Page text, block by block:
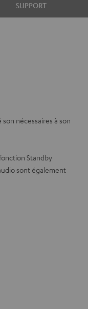
SUPPORT
nécessaires à son
Standby
sont également